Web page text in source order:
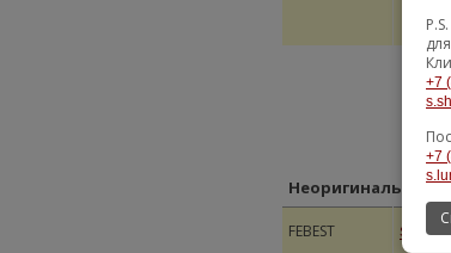
Неоригинальные
FEBEST
+7
+7